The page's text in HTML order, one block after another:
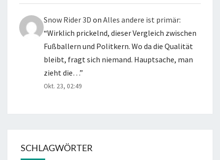
Snow Rider 3D on Alles andere ist primär:
“Wirklich prickelnd, dieser Vergleich zwischen
Fußballern und Politkern. Wo da die Qualität
bleibt, fragt sich niemand. Hauptsache, man
zieht die…”
Okt. 23, 02:49
SCHLAGWÖRTER